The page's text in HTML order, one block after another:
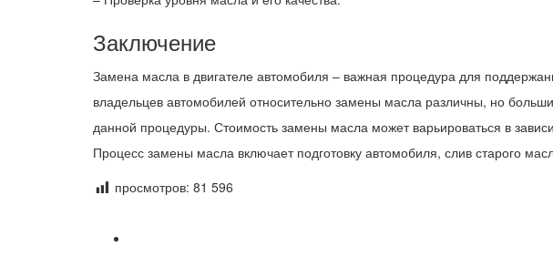
Заключение
Замена масла в двигателе автомобиля – важная процедура для
владельцев автомобилей относительно замены масла различны, но
данной процедуры. Стоимость замены масла может варьироваться в
Процесс замены масла включает подготовку автомобиля, слив старого
просмотров: 81 596